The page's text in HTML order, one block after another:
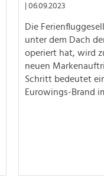
| 06.09.2023
Die
unter dem Dach
operiert hat, wird
neuen
Schritt bedeutet
Eurowings-Brand